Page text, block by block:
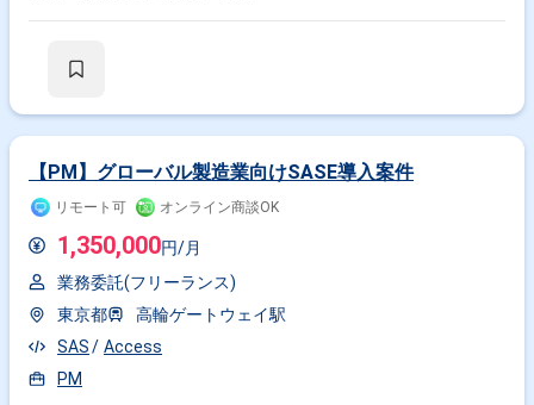
【PM】グローバル製造業向けSASE導入案件
リモート可 オンライン商談OK
1,350,000円/月
業務委託(フリーランス)
東京都
高輪ゲートウェイ駅
SAS
Access
PM